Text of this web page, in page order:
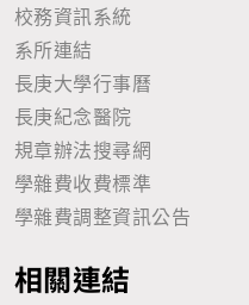
校務資訊系統
系所連結
長庚大學行事曆
長庚紀念醫院
規章辦法搜尋網
學雜費收費標準
學雜費調整資訊公告
相關連結